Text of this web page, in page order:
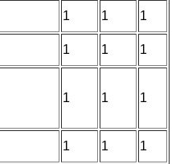
1 1 1
1 1 1
1 1 1
1 1
1